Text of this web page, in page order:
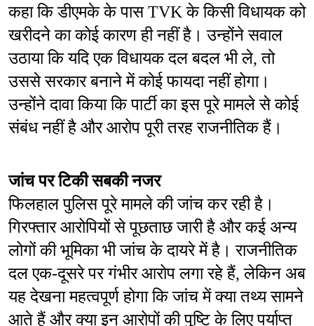
कहा कि डीएमके के पास TVK के किसी विधायक को
खरीदने का कोई कारण ही नहीं है। उन्होंने सवाल
उठाया कि यदि एक विधायक दल बदल भी ले, तो
उससे सरकार बनाने में कोई फायदा नहीं होगा।
उन्होंने दावा किया कि पार्टी का इस पूरे मामले से कोई
संबंध नहीं है और आरोप पूरी तरह राजनीतिक हैं।
जांच पर टिकी सबकी नजर
फिलहाल पुलिस पूरे मामले की जांच कर रही है।
गिरफ्तार आरोपियों से पूछताछ जारी है और कई अन्य
लोगों की भूमिका भी जांच के दायरे में है। राजनीतिक
दल एक-दूसरे पर गंभीर आरोप लगा रहे हैं, लेकिन अब
यह देखना महत्वपूर्ण होगा कि जांच में क्या तथ्य सामने
आते हैं और क्या इन आरोपों की पुष्टि के लिए पर्याप्त